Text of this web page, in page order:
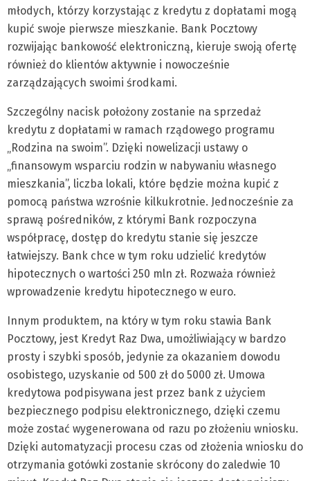
młodych, którzy korzystając z kredytu z dopłatami mogą
kupić swoje pierwsze mieszkanie. Bank Pocztowy
rozwijając bankowość elektroniczną, kieruje swoją ofertę
również do klientów aktywnie i nowocześnie
zarządzających swoimi środkami.
Szczególny nacisk położony zostanie na sprzedaż
kredytu z dopłatami w ramach rządowego programu
„Rodzina na swoim”. Dzięki nowelizacji ustawy o
„finansowym wsparciu rodzin w nabywaniu własnego
mieszkania”, liczba lokali, które będzie można kupić z
pomocą państwa wzrośnie kilkukrotnie. Jednocześnie za
sprawą pośredników, z którymi Bank rozpoczyna
współpracę, dostęp do kredytu stanie się jeszcze
łatwiejszy. Bank chce w tym roku udzielić kredytów
hipotecznych o wartości 250 mln zł. Rozważa również
wprowadzenie kredytu hipotecznego w euro.
Innym produktem, na który w tym roku stawia Bank
Pocztowy, jest Kredyt Raz Dwa, umożliwiający w bardzo
prosty i szybki sposób, jedynie za okazaniem dowodu
osobistego, uzyskanie od 500 zł do 5000 zł. Umowa
kredytowa podpisywana jest przez bank z użyciem
bezpiecznego podpisu elektronicznego, dzięki czemu
może zostać wygenerowana od razu po złożeniu wniosku.
Dzięki automatyzacji procesu czas od złożenia wniosku do
otrzymania gotówki zostanie skrócony do zaledwie 10